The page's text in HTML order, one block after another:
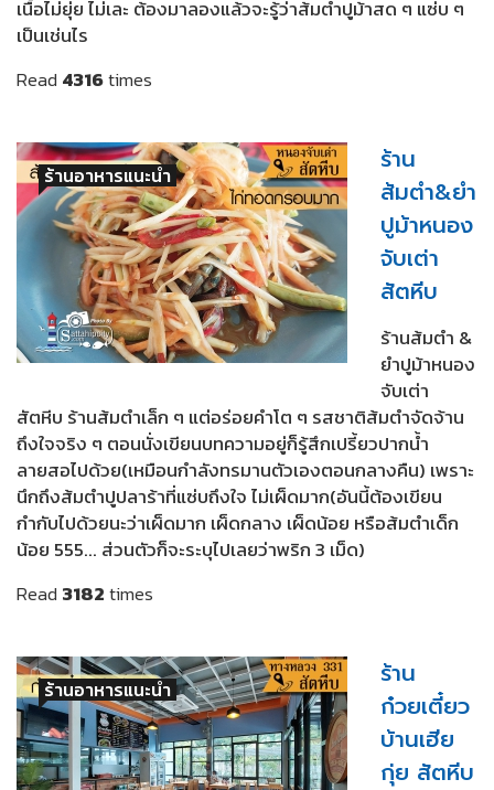
เนื้อไม่ยุ่ย ไม่เละ ต้องมาลองแล้วจะรู้ว่าส้มตำปูม้าสด ๆ แซ่บ ๆ
เป็นเช่นไร
Read 4316times
ร้านอาหารแนะนำ
ร้าน
ส้มตำ&ยำ
ปูม้าหนอง
จับเต่า
สัตหีบ
ร้านส้มตำ &
ยำปูม้าหนอง
จับเต่า
สัตหีบ ร้านส้มตำเล็ก ๆ แต่อร่อยคำโต ๆ รสชาติส้มตำจัดจ้าน
ถึงใจจริง ๆ ตอนนั่งเขียนบทความอยู่ก็รู้สึกเปรี้ยวปากน้ำ
ลายสอไปด้วย(เหมือนกำลังทรมานตัวเองตอนกลางคืน) เพราะ
นึกถึงส้มตำปูปลาร้าที่แซ่บถึงใจ ไม่เผ็ดมาก(อันนี้ต้องเขียน
กำกับไปด้วยนะว่าเผ็ดมาก เผ็ดกลาง เผ็ดน้อย หรือส้มตำเด็ก
น้อย 555... ส่วนตัวก็จะระบุไปเลยว่าพริก 3 เม็ด)
Read 3182times
ร้านอาหารแนะนำ
ร้าน
ก๋วยเตี๋ยว
บ้านเฮีย
กุ่ย สัตหีบ